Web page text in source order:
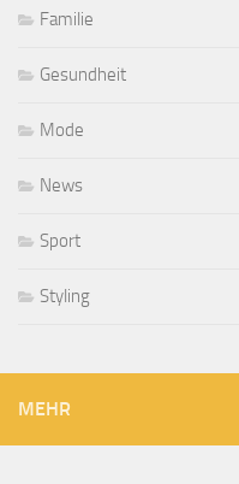
Familie
Gesundheit
Mode
News
Sport
Styling
MEHR